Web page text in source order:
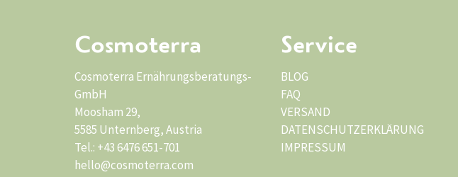
Cosmoterra
Cosmoterra Ernährungsberatungs-
GmbH
Moosham 29,
5585 Unternberg, Austria
Tel.: +43 6476 651-701
hello@cosmoterra.com
Service
BLOG
FAQ
VERSAND
DATENSCHUTZERKLÄRUNG
IMPRESSUM